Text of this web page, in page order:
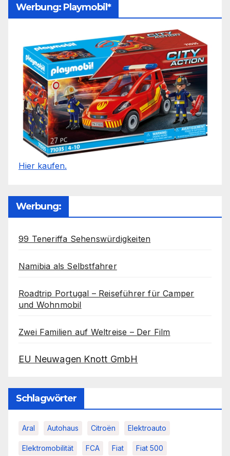
Werbung: Playmobil*
Hier kaufen.
Werbung:
99 Teneriffa Sehenswürdigkeiten
Namibia als Selbstfahrer
Roadtrip Portugal – Reiseführer für Camper
und Wohnmobil
Zwei Familien auf Weltreise – Der Film
EU Neuwagen Knott GmbH
Schlagwörter
Aral Autohaus Citroën Elektroauto
Elektromobilität FCA Fiat Fiat 500